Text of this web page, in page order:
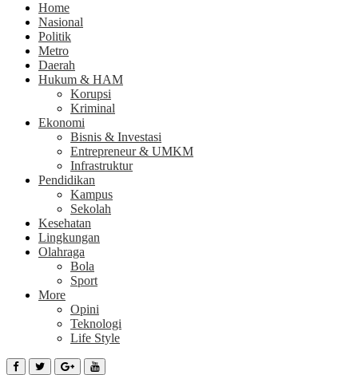
Home
Nasional
Politik
Metro
Daerah
Hukum & HAM
Korupsi
Kriminal
Ekonomi
Bisnis & Investasi
Entrepreneur & UMKM
Infrastruktur
Pendidikan
Kampus
Sekolah
Kesehatan
Lingkungan
Olahraga
Bola
Sport
More
Opini
Teknologi
Life Style